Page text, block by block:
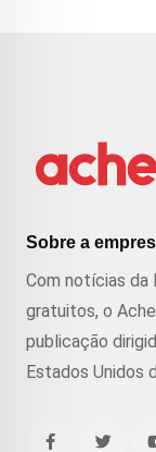
Sobre a
Com notícias da
gratuitos, o
publicação
Estados Unidos